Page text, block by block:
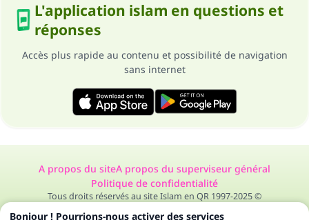
L'application islam en questions et
réponses
Accès plus rapide au contenu et possibilité de navigation
sans internet
A propos du siteA propos du superviseur général
Politique de confidentialité
Tous droits réservés au site Islam en QR 1997-2025 ©
Bonjour ! Pourrions-nous activer des services